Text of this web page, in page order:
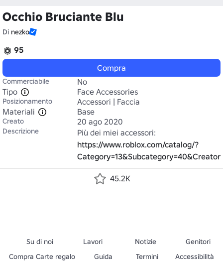
Occhio Bruciante Blu
Di nezko
95
Compra
Commerciabile
No
Tipo
Face Accessories
Posizionamento
Accessori | Faccia
Materiali
Base
Creato 20 ago 2020
Descrizione
https://www.roblox.com/catalog/?
45.2K
Su di noi Lavori Notizie
Genitori
Compra Carte regalo
Guida Termini Accessibilità